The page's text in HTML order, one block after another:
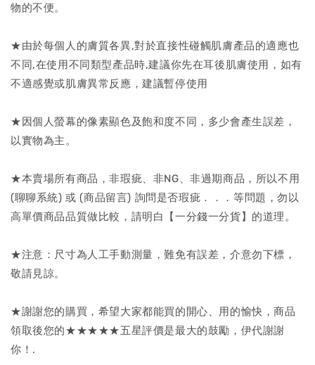
物的不便。
★由於每個人的膚質各異,對於直接性碰觸肌膚產品的適應也
不同,在使用不同類型產品時,建議你先在耳後肌膚使用，如有
不適感覺或肌膚異常反應，建議暫停使用
★因個人螢幕的像素顯色及飽和度不同，多少會產生誤差，
以實物為主。
★本賣場所有商品，非瑕疵、非NG、非過期商品，所以不用
(聊聊系統) 或 (商品留言) 詢問是否瑕疵．．．等問題，勿以
高單價商品品質做比較，請明白【一分錢一分貨】的道理。
★注意：尺寸為人工手動測量，難免有誤差，介意勿下標，
敬請見諒。
★謝謝您的購買，希望大家都能買的開心、用的愉快，商品
領取後您的★★★★★五星評價是最大的鼓勵，伊代謝謝
你！.